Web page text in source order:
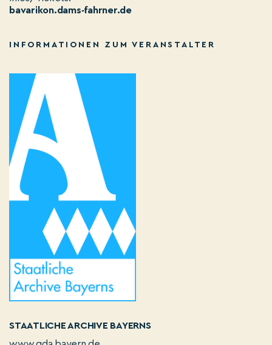
bavarikon.dams‑fahrner.de
INFORMATIONEN ZUM VERANSTALTER
STAATLICHE ARCHIVE BAYERNS